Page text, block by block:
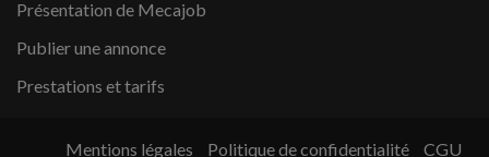
Présentation de Mecajob
Publier une annonce
Prestations et tarifs
Mentions légales Politique de confidentialité CGU